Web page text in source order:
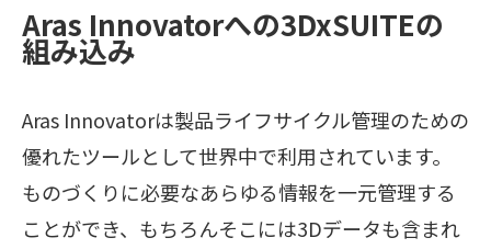
Aras Innovatorへの3DxSUITEの
組み込み
Aras Innovatorは製品ライフサイクル管理のための
優れたツールとして世界中で利用されています。
ものづくりに必要なあらゆる情報を一元管理する
ことができ、もちろんそこには3Dデータも含まれ